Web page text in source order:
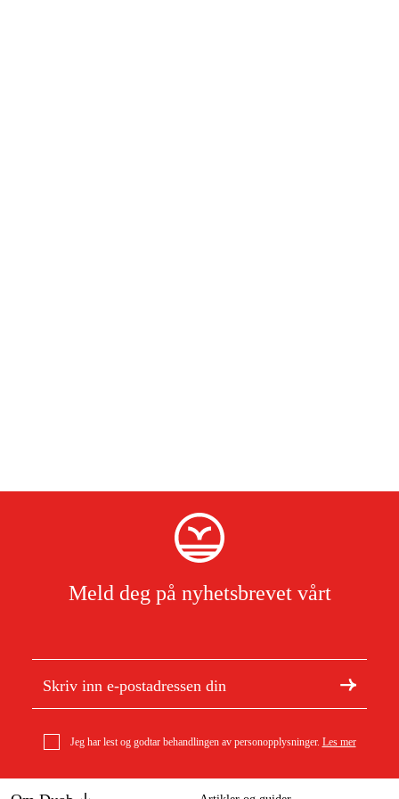
Meld deg på nyhetsbrevet vårt
Jeg har lest og godtar behandlingen av personopplysninger. Les mer